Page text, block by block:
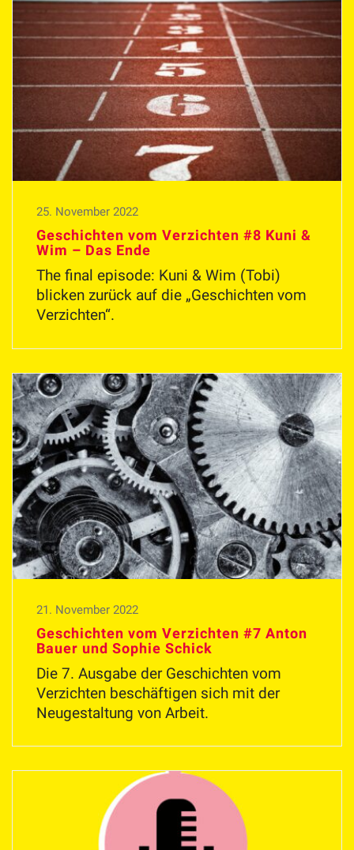
25. November 2022
Geschichten vom Verzichten #8 Kuni &
Wim – Das Ende
The final episode: Kuni & Wim (Tobi)
blicken zurück auf die „Geschichten vom
Verzichten“.
21. November 2022
Geschichten vom Verzichten #7 Anton
Bauer und Sophie Schick
Die 7. Ausgabe der Geschichten vom
Verzichten beschäftigen sich mit der
Neugestaltung von Arbeit.